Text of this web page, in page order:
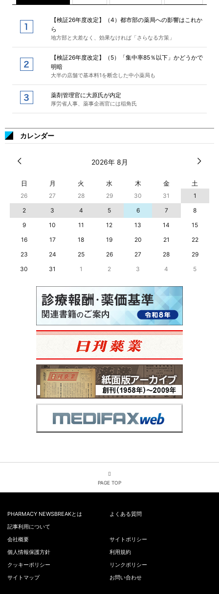
【検証26年度改定】（4）都市部の薬局への影響はこれか
ら
地方部と大差なく、効果なければ「さらなる方策」
【検証26年度改定】（5）「集中率85％以下」かどうかで
明暗
大半の店舗で基本料1を断念した中小薬局も
薬剤管理官に大原氏が内定
厚労省人事、薬事企画官には稲角氏
カレンダー
2026年 8月
日 月 火 水 木 金 土
26 27 28 29 30 31
1
2
3 4 5 6 7
8
9
10 11 12 13 14
15
16
17 18 19 20 21
22
23
24 25 26 27 28
29
30
31 1 2 3 4 5
PAGE TOP
PHARMACY NEWSBREAKとは
よくある質問
記事利用について
会社概要
サイトポリシー
個人情報保護方針
利用規約
クッキーポリシー
リンクポリシー
サイトマップ
お問い合わせ